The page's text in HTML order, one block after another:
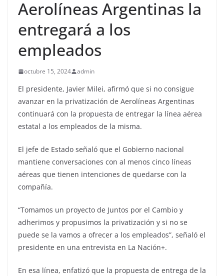
Aerolíneas Argentinas la
entregará a los
empleados
octubre 15, 2024 admin
El presidente, Javier Milei, afirmó que si no consigue
avanzar en la privatización de Aerolíneas Argentinas
continuará con la propuesta de entregar la línea aérea
estatal a los empleados de la misma.
El jefe de Estado señaló que el Gobierno nacional
mantiene conversaciones con al menos cinco líneas
aéreas que tienen intenciones de quedarse con la
compañía.
“Tomamos un proyecto de Juntos por el Cambio y
adherimos y propusimos la privatización y si no se
puede se la vamos a ofrecer a los empleados”, señaló el
presidente en una entrevista en La Nación+.
En esa línea, enfatizó que la propuesta de entrega de la